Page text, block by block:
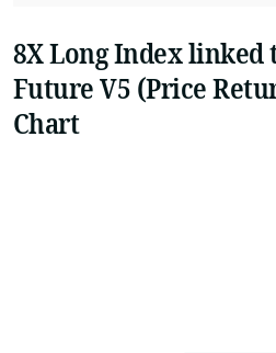
8X Long Index linked
Future V5 (Price
Chart